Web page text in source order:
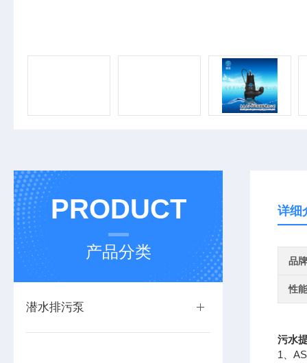
PRODUCT
产品分类
潜水排污泵
详细
品牌
性能
污水
1、